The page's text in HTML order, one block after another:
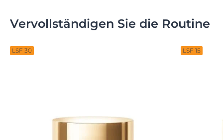
Vervollständigen Sie die Routine
LSF 30 LSF 15